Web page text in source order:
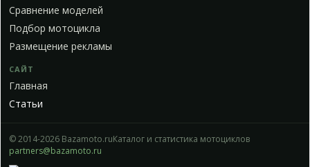
Сравнение моделей
Подбор мотоцикла
Размещение рекламы
САЙТ
Главная
Статьи
© 2014-2026 Bazamoto.ruКаталог и статистика мотоциклов
partners@bazamoto.ru